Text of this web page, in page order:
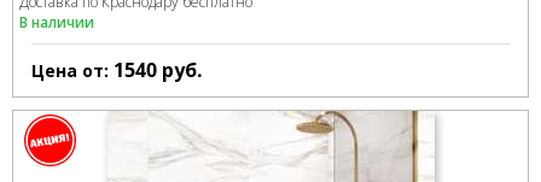
В наличии
Цена от: 1540 руб.